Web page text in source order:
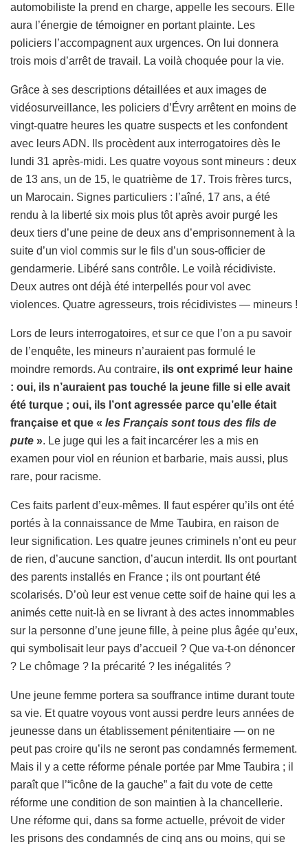
automobiliste la prend en charge, appelle les secours. Elle
aura l’énergie de témoigner en portant plainte. Les
policiers l’accompagnent aux urgences. On lui donnera
trois mois d’arrêt de travail. La voilà choquée pour la vie.
Grâce à ses descriptions détaillées et aux images de
vidéosurveillance, les policiers d’Évry arrêtent en moins de
vingt-quatre heures les quatre suspects et les confondent
avec leurs ADN. Ils procèdent aux interrogatoires dès le
lundi 31 après-midi. Les quatre voyous sont mineurs : deux
de 13 ans, un de 15, le quatrième de 17. Trois frères turcs,
un Marocain. Signes particuliers : l’aîné, 17 ans, a été
rendu à la liberté six mois plus tôt après avoir purgé les
deux tiers d’une peine de deux ans d’emprisonnement à la
suite d’un viol commis sur le fils d’un sous-officier de
gendarmerie. Libéré sans contrôle. Le voilà récidiviste.
Deux autres ont déjà été interpellés pour vol avec
violences. Quatre agresseurs, trois récidivistes — mineurs !
Lors de leurs interrogatoires, et sur ce que l’on a pu savoir
de l’enquête, les mineurs n’auraient pas formulé le
moindre remords. Au contraire, ils ont exprimé leur haine
: oui, ils n’auraient pas touché la jeune fille si elle avait
été turque ; oui, ils l’ont agressée parce qu’elle était
française et que « les Français sont tous des fils de
pute ». Le juge qui les a fait incarcérer les a mis en
examen pour viol en réunion et barbarie, mais aussi, plus
rare, pour racisme.
Ces faits parlent d’eux-mêmes. Il faut espérer qu’ils ont été
portés à la connaissance de Mme Taubira, en raison de
leur signification. Les quatre jeunes criminels n’ont eu peur
de rien, d’aucune sanction, d’aucun interdit. Ils ont pourtant
des parents installés en France ; ils ont pourtant été
scolarisés. D’où leur est venue cette soif de haine qui les a
animés cette nuit-là en se livrant à des actes innommables
sur la personne d’une jeune fille, à peine plus âgée qu’eux,
qui symbolisait leur pays d’accueil ? Que va-t-on dénoncer
? Le chômage ? la précarité ? les inégalités ?
Une jeune femme portera sa souffrance intime durant toute
sa vie. Et quatre voyous vont aussi perdre leurs années de
jeunesse dans un établissement pénitentiaire — on ne
peut pas croire qu’ils ne seront pas condamnés fermement.
Mais il y a cette réforme pénale portée par Mme Taubira ; il
paraît que l’“icône de la gauche” a fait du vote de cette
réforme une condition de son maintien à la chancellerie.
Une réforme qui, dans sa forme actuelle, prévoit de vider
les prisons des condamnés de cinq ans ou moins, qui se